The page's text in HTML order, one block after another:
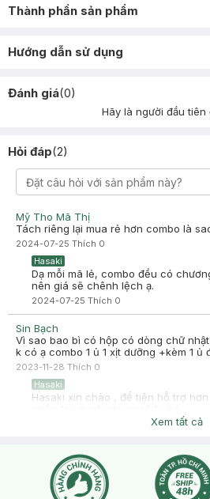
Thành phần sản phẩm
Hướng dẫn sử dụng
Đánh giá(0)
Hãy là người đầu tiên
Hỏi đáp(2)
Mỹ Tho Mã Thị
Tách riêng lại mua rẻ hơn combo là
2024-07-25 Thích 0
Hasaki
Dạ mỗi mã lẻ, combo đều có
nên giá sẽ chênh lệch ạ.
2024-07-25 Thích 0
Sin Bạch
Vì sao bao bì có hộp có dòng chữ
k có ạ combo 1 ủ 1 xịt dưỡng +kèm 1 ủ
2023-11-28 Thích 0
Hasaki
Hasaki xin chào , để tiện hỗ trợ
Xem tất cả